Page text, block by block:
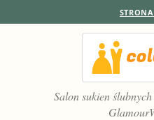
Salon sukien